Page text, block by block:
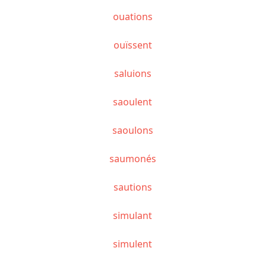
ouations
ouïssent
saluions
saoulent
saoulons
saumonés
sautions
simulant
simulent